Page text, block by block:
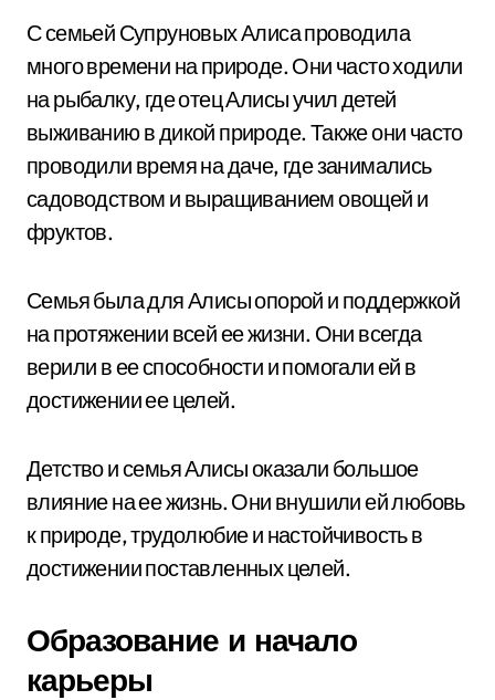
С семьей Супруновых Алиса проводила
много времени на природе. Они часто ходили
на рыбалку, где отец Алисы учил детей
выживанию в дикой природе. Также они часто
проводили время на даче, где занимались
садоводством и выращиванием овощей и
фруктов.
Семья была для Алисы опорой и поддержкой
на протяжении всей ее жизни. Они всегда
верили в ее способности и помогали ей в
достижении ее целей.
Детство и семья Алисы оказали большое
влияние на ее жизнь. Они внушили ей любовь
к природе, трудолюбие и настойчивость в
достижении поставленных целей.
Образование и начало
карьеры